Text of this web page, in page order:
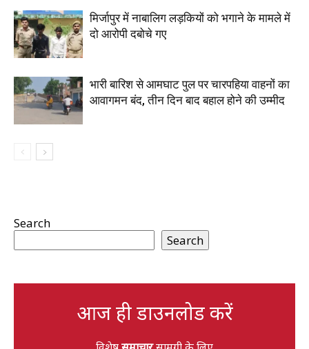
मिर्जापुर में नाबालिग लड़कियों को भगाने के मामले में
दो आरोपी दबोचे गए
भारी बारिश से आमघाट पुल पर चारपहिया वाहनों का
आवागमन बंद, तीन दिन बाद बहाल होने की उम्मीद
Search
Search
आज ही डाउनलोड करें